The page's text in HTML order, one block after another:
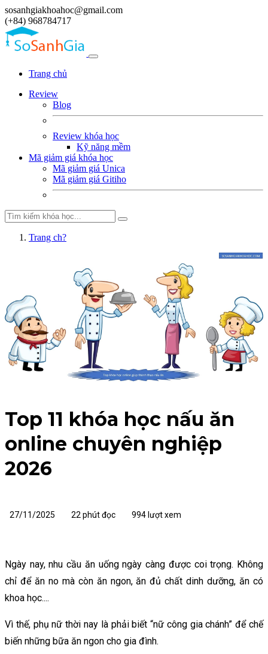
sosanhgiakhoahoc@gmail.com
(+84) 968784717
Trang chủ
Review
Blog
Review khóa học
Kỹ năng mềm
Mã giảm giá khóa học
Mã giảm giá Unica
Mã giảm giá Gitiho
Trang ch?
Top 11 khóa học nấu ăn
online chuyên nghiệp
2026
27/11/2025 22 phút đọc 994 lượt xem
Ngày nay, nhu cầu ăn uống ngày càng được coi trọng. Không
chỉ để ăn no mà còn ăn ngon, ăn đủ chất dinh dưỡng, ăn có
khoa học....
Vì thế, phụ nữ thời nay là phải biết “nữ công gia chánh” để chế
biến những bữa ăn ngon cho gia đình.